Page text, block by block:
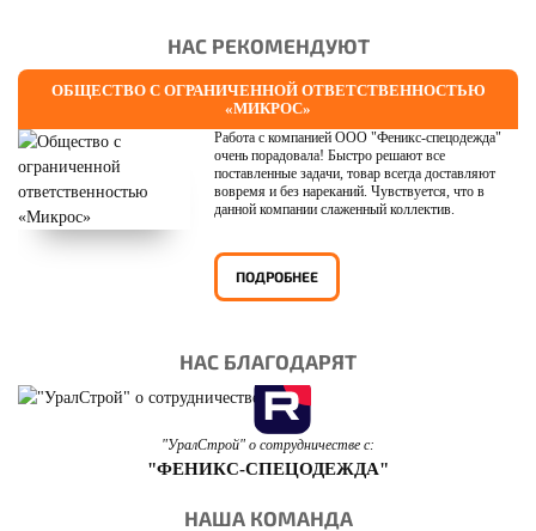
НАС РЕКОМЕНДУЮТ
ОБЩЕСТВО С ОГРАНИЧЕННОЙ ОТВЕТСТВЕННОСТЬЮ
«МИКРОС»
Работа с компанией ООО "Феникс-спецодежда"
очень порадовала! Быстро решают все
поставленные задачи, товар всегда доставляют
вовремя и без нареканий. Чувствуется, что в
данной компании слаженный коллектив.
ПОДРОБНЕЕ
НАС БЛАГОДАРЯТ
"УралСтрой" о сотрудничестве с:
"ФЕНИКС-СПЕЦОДЕЖДА"
НАША КОМАНДА